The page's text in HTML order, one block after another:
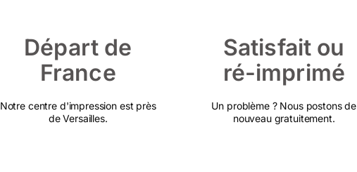
Départ de
France
Notre centre d'impression est près
de Versailles.
Satisfait ou
ré-imprimé
Un problème ? Nous postons de
nouveau gratuitement.